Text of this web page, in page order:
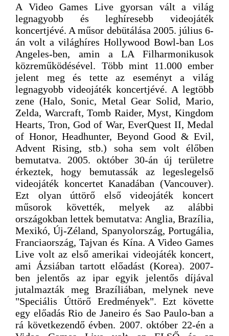
A Video Games Live gyorsan vált a világ
legnagyobb és leghíresebb videojáték
koncertjévé. A műsor debütálása 2005. július 6-
án volt a világhíres Hollywood Bowl-ban Los
Angeles-ben, amin a LA Filharmonikusok
közreműködésével. Több mint 11.000 ember
jelent meg és tette az eseményt a világ
legnagyobb videojáték koncertjévé. A legtöbb
zene (Halo, Sonic, Metal Gear Solid, Mario,
Zelda, Warcraft, Tomb Raider, Myst, Kingdom
Hearts, Tron, God of War, EverQuest II, Medal
of Honor, Headhunter, Beyond Good & Evil,
Advent Rising, stb.) soha sem volt élőben
bemutatva. 2005. október 30-án új területre
érkeztek, hogy bemutassák az legeslegelső
videojáték koncertet Kanadában (Vancouver).
Ezt olyan úttörő első videojáték koncert
műsorok követték, melyek az alábbi
országokban lettek bemutatva: Anglia, Brazília,
Mexikó, Új-Zéland, Spanyolország, Portugália,
Franciaország, Tajvan és Kína. A Video Games
Live volt az első amerikai videojáték koncert,
ami Ázsiában tartott előadást (Korea). 2007-
ben jelentős az ipar egyik jelentős díjával
jutalmazták meg Brazíliában, melynek neve
"Speciális Úttörő Eredmények". Ezt követte
egy előadás Rio de Janeiro és Sao Paulo-ban a
rá következendő évben. 2007. október 22-én a